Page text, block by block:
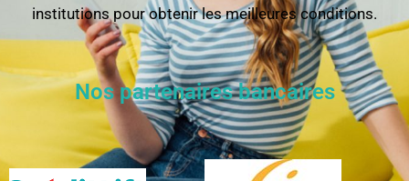
institutions pour obtenir les meilleures conditions.
Nos partenaires bancaires